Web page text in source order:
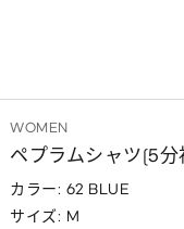
WOMEN
ペプラムシャツ(5
カラー: 62 BLUE
サイズ: M